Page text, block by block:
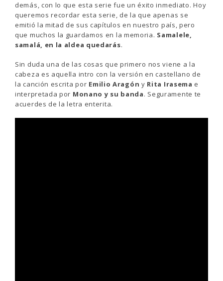
demás, con lo que esta serie fue un éxito inmediato. Hoy
queremos recordar esta serie, de la que apenas se
emitió la mitad de sus capítulos en nuestro país, pero
que muchos la guardamos en la memoria. Samalele,
samalá, en la aldea quedarás.
Sin duda una de las cosas que primero nos viene a la
cabeza es aquella intro con la versión en castellano de
la canción escrita por Emilio Aragón y Rita Irasema e
interpretada por Monano y su banda. Seguramente te
acuerdes de la letra enterita.